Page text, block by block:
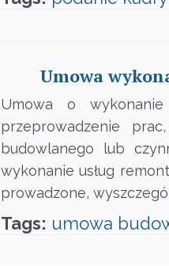
Umowa
Umowa o
przeprowadzenie
budowlanego lub
wykonanie usług
prowadzone,
Tags: umowa